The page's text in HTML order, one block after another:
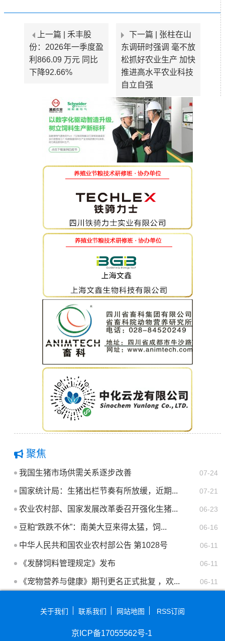
上一篇 | 禾丰股
份：2026年一季度盈
利866.09 万元 同比
下降92.66%
下一篇 | 张柱在山
东调研时强调 毫不放
松抓好农业生产 加快
推进高水平农业科技
自立自强
聚焦
07-24
我国生猪市场供需关系逐步改善
07-21
国家统计局：生猪出栏节奏有所放缓，近期...
06-23
农业农村部、国家发展改革委召开强化生猪...
06-16
豆粕“跌跌不休”：南美大豆来得太猛，饲...
06-11
中华人民共和国农业农村部公告 第1028号
06-11
《发酵饲料管理规定》发布
06-11
《宠物营养与健康》期刊更名正式批复 ，欢...
关于我们 联系我们 网站地图 RSS订阅
京ICP备17055562号-1